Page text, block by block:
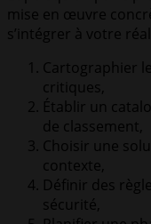
mise en œuvre
s’intégrer à votre
Cartographier
critiques,
Établir un
de classement,
Choisir une
contexte,
Définir des
sécurité,